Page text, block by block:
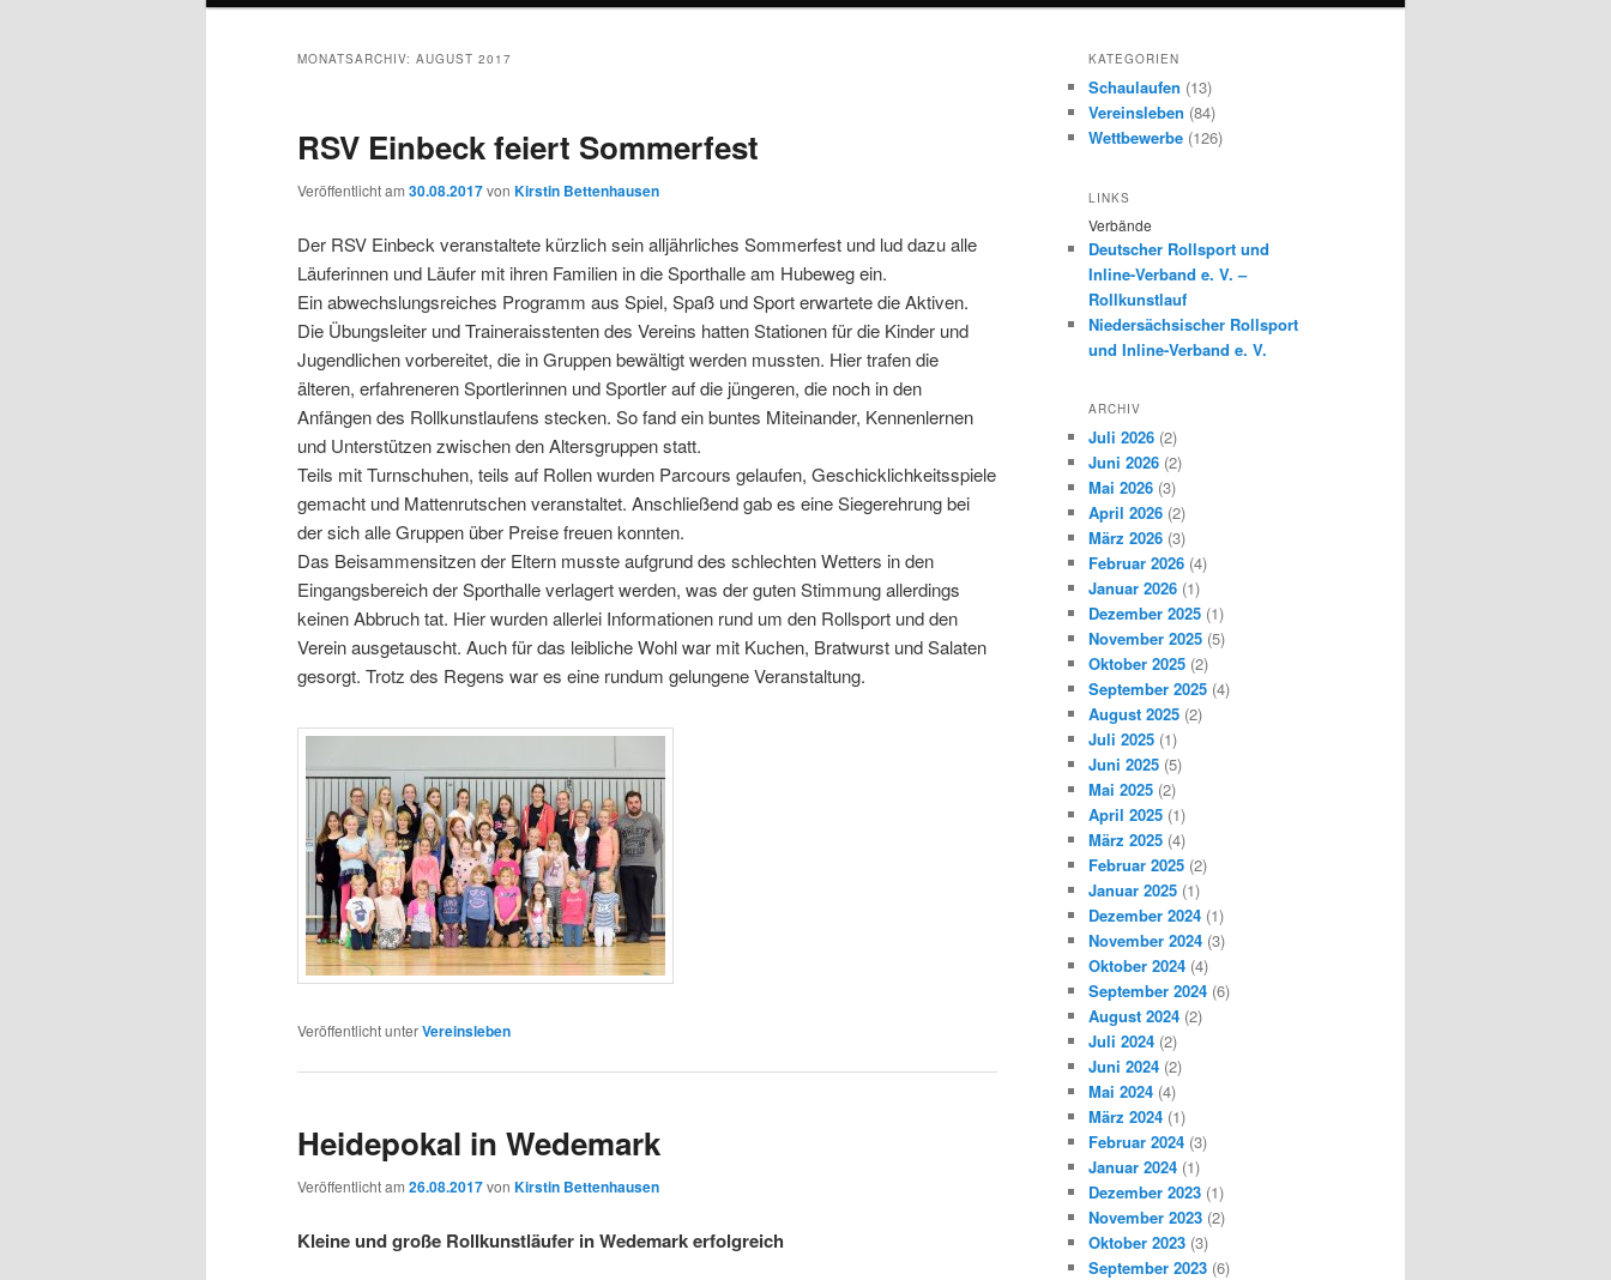
MONATSARCHIV: AUGUST 2017
RSV Einbeck feiert Sommerfest
Veröffentlicht am 30.08.2017von Kirstin Bettenhausen
Der RSV Einbeck veranstaltete kürzlich sein alljährliches Sommerfest und lud dazu alle
Läuferinnen und Läufer mit ihren Familien in die Sporthalle am Hubeweg ein.
Ein abwechslungsreiches Programm aus Spiel, Spaß und Sport erwartete die Aktiven.
Die Übungsleiter und Traineraisstenten des Vereins hatten Stationen für die Kinder und
Jugendlichen vorbereitet, die in Gruppen bewältigt werden mussten. Hier trafen die
älteren, erfahreneren Sportlerinnen und Sportler auf die jüngeren, die noch in den
Anfängen des Rollkunstlaufens stecken. So fand ein buntes Miteinander, Kennenlernen
und Unterstützen zwischen den Altersgruppen statt.
Teils mit Turnschuhen, teils auf Rollen wurden Parcours gelaufen, Geschicklichkeitsspiele
gemacht und Mattenrutschen veranstaltet. Anschließend gab es eine Siegerehrung bei
der sich alle Gruppen über Preise freuen konnten.
Das Beisammensitzen der Eltern musste aufgrund des schlechten Wetters in den
Eingangsbereich der Sporthalle verlagert werden, was der guten Stimmung allerdings
keinen Abbruch tat. Hier wurden allerlei Informationen rund um den Rollsport und den
Verein ausgetauscht. Auch für das leibliche Wohl war mit Kuchen, Bratwurst und Salaten
gesorgt. Trotz des Regens war es eine rundum gelungene Veranstaltung.
Veröffentlicht unterVereinsleben
Heidepokal in Wedemark
Veröffentlicht am 26.08.2017von Kirstin Bettenhausen
Kleine und große Rollkunstläufer in Wedemark erfolgreich
KATEGORIEN
Schaulaufen (13)
Vereinsleben (84)
Wettbewerbe (126)
LINKS
Verbände
Deutscher Rollsport und
Inline-Verband e. V. –
Rollkunstlauf
Niedersächsischer Rollsport
und Inline-Verband e. V.
ARCHIV
Juli 2026 (2)
Juni 2026 (2)
Mai 2026 (3)
April 2026 (2)
März 2026 (3)
Februar 2026 (4)
Januar 2026 (1)
Dezember 2025 (1)
November 2025 (5)
Oktober 2025 (2)
September 2025 (4)
August 2025 (2)
Juli 2025 (1)
Juni 2025 (5)
Mai 2025 (2)
April 2025 (1)
März 2025 (4)
Februar 2025 (2)
Januar 2025 (1)
Dezember 2024 (1)
November 2024 (3)
Oktober 2024 (4)
September 2024 (6)
August 2024 (2)
Juli 2024 (2)
Juni 2024 (2)
Mai 2024 (4)
März 2024 (1)
Februar 2024 (3)
Januar 2024 (1)
Dezember 2023 (1)
November 2023 (2)
Oktober 2023 (3)
September 2023 (6)